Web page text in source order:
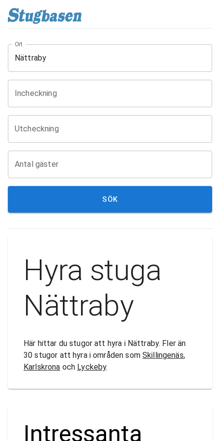
Ort
Incheckning
Utcheckning
Antal gäster
SÖK
Hyra stuga
Nättraby
Här hittar du stugor att hyra i Nättraby. Fler än
30 stugor att hyra i områden som Skillingenäs,
Karlskrona och Lyckeby.
Intressanta